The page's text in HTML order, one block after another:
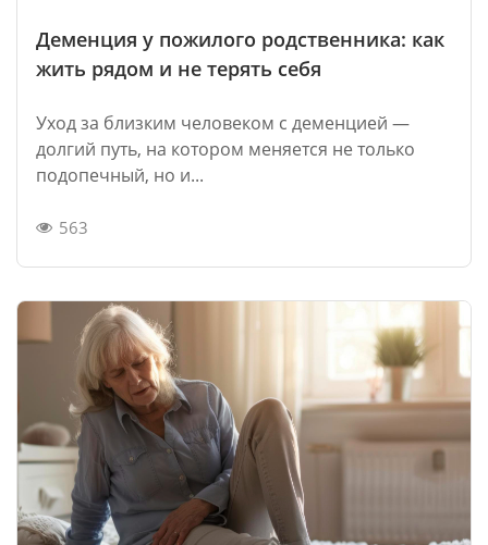
Деменция у пожилого родственника: как
жить рядом и не терять себя
Уход за близким человеком с деменцией —
долгий путь, на котором меняется не только
подопечный, но и...
563